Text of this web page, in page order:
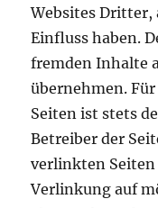
Websites
Einfluss haben.
fremden Inhalte
übernehmen.
Seiten ist stets
Betreiber der
verlinkten
Verlinkung auf